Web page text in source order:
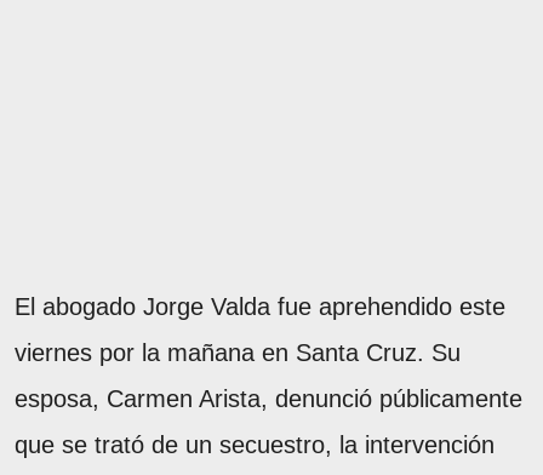
El abogado Jorge Valda fue aprehendido este
viernes por la mañana en Santa Cruz. Su
esposa, Carmen Arista, denunció públicamente
que se trató de un secuestro, la intervención